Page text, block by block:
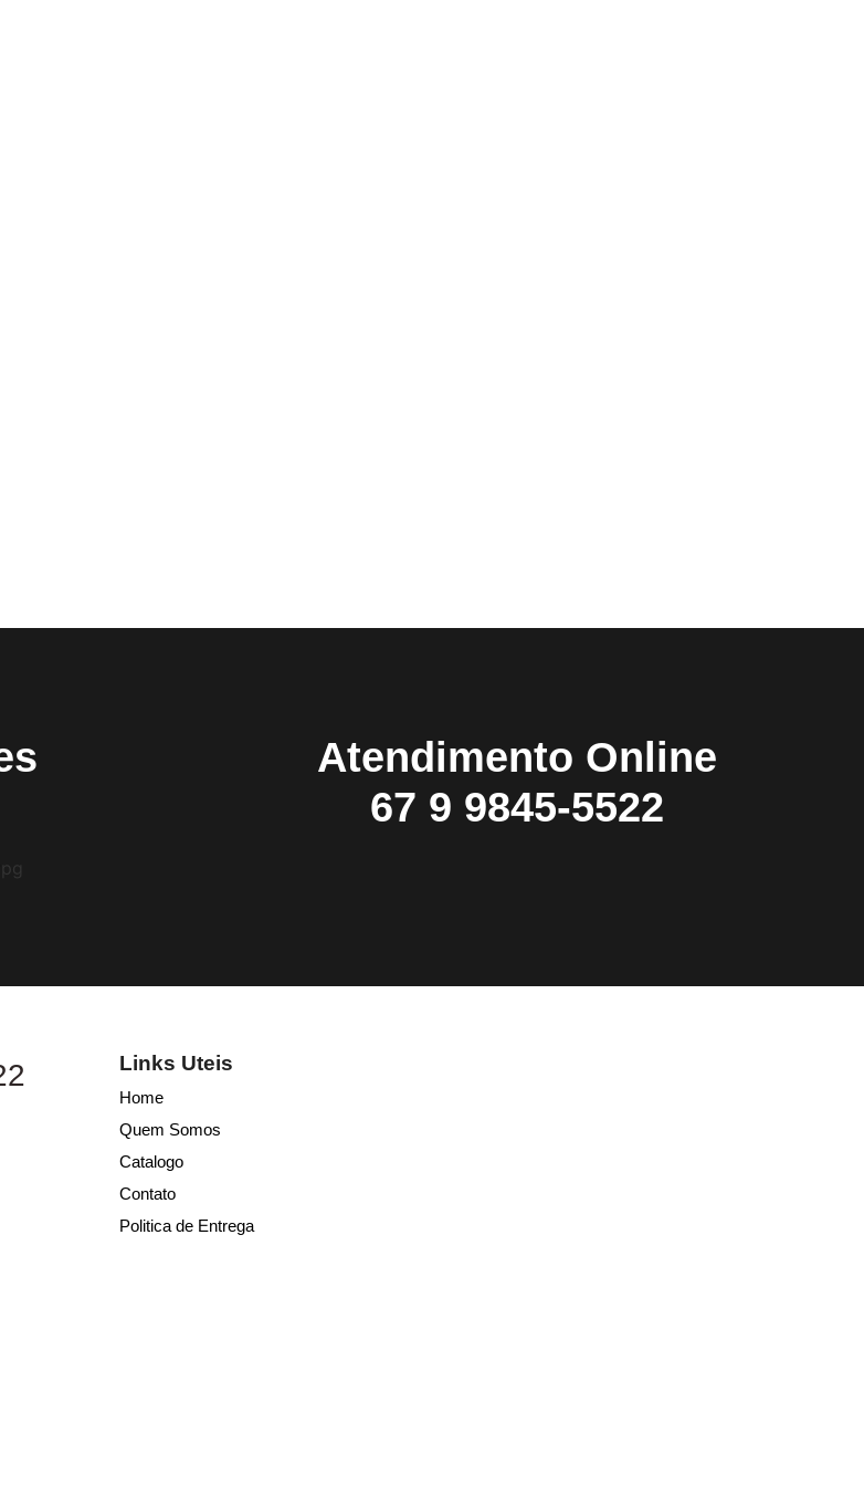
Atendimento Online
67 9 9845-5522
Links Uteis
Home
Quem Somos
Catalogo
Contato
Politica de Entrega